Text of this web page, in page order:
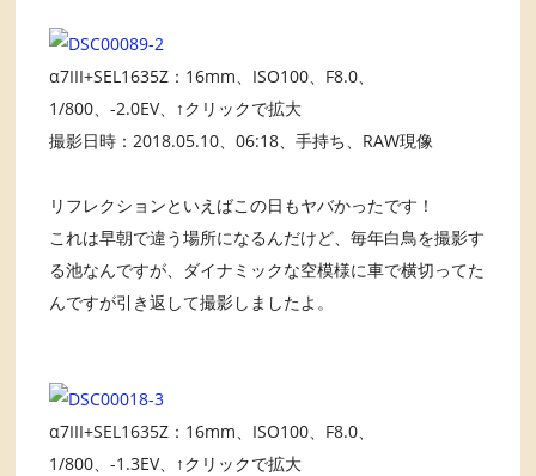
α7III+SEL1635Z：16mm、ISO100、F8.0、
1/800、-2.0EV、↑クリックで拡大
撮影日時：2018.05.10、06:18、手持ち、RAW現像
リフレクションといえばこの日もヤバかったです！
これは早朝で違う場所になるんだけど、毎年白鳥を撮影す
る池なんですが、ダイナミックな空模様に車で横切ってた
んですが引き返して撮影しましたよ。
α7III+SEL1635Z：16mm、ISO100、F8.0、
1/800、-1.3EV、↑クリックで拡大